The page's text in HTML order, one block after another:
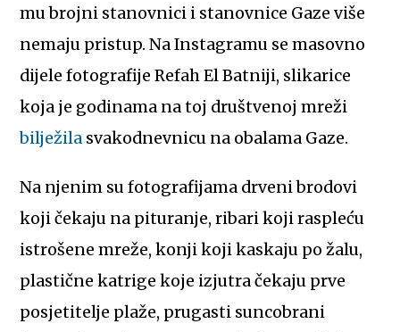
mu brojni stanovnici i stanovnice Gaze više
nemaju pristup. Na Instagramu se masovno
dijele fotografije Refah El Batniji, slikarice
koja je godinama na toj društvenoj mreži
bilježila svakodnevnicu na obalama Gaze.
Na njenim su fotografijama drveni brodovi
koji čekaju na pituranje, ribari koji raspleću
istrošene mreže, konji koji kaskaju po žalu,
plastične katrige koje izjutra čekaju prve
posjetitelje plaže, prugasti suncobrani